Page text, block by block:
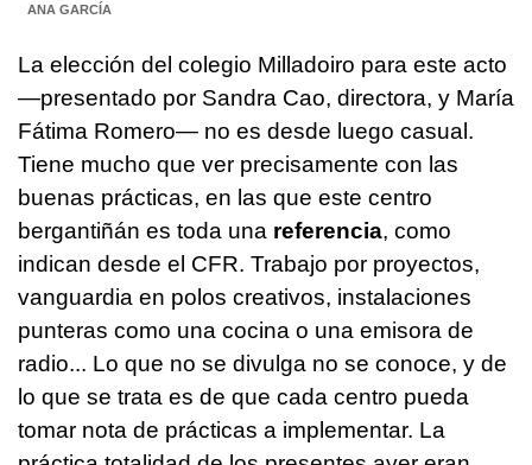
ANA GARCÍA
La elección del colegio Milladoiro para este acto
—presentado por Sandra Cao, directora, y María
Fátima Romero— no es desde luego casual.
Tiene mucho que ver precisamente con las
buenas prácticas, en las que este centro
bergantiñán es toda una referencia, como
indican desde el CFR. Trabajo por proyectos,
vanguardia en polos creativos, instalaciones
punteras como una cocina o una emisora de
radio... Lo que no se divulga no se conoce, y de
lo que se trata es de que cada centro pueda
tomar nota de prácticas a implementar. La